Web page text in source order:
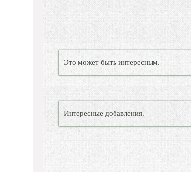
Это может быть интересным.
Интересные добавления.